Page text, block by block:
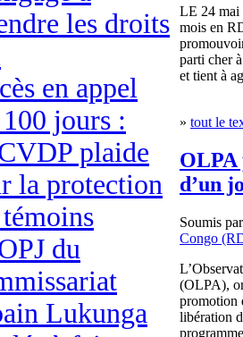
les droits
en appel
100 jours :
plaide
la protection
témoins
du
Lukunga
LE 24 mai
mois en
parti cher
et tient à
» tout le
OLPA
d’un
Soumis
Congo
(OLPA),
promotion
libération